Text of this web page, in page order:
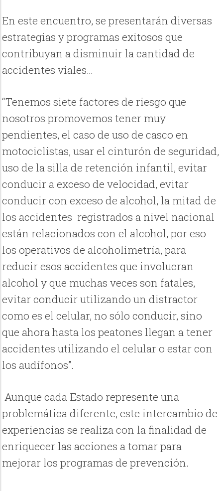
En este encuentro, se presentarán diversas
estrategias y programas exitosos que
contribuyan a disminuir la cantidad de
accidentes viales…
“Tenemos siete factores de riesgo que
nosotros promovemos tener muy
pendientes, el caso de uso de casco en
motociclistas, usar el cinturón de seguridad,
uso de la silla de retención infantil, evitar
conducir a exceso de velocidad, evitar
conducir con exceso de alcohol, la mitad de
los accidentes registrados a nivel nacional
están relacionados con el alcohol, por eso
los operativos de alcoholimetría, para
reducir esos accidentes que involucran
alcohol y que muchas veces son fatales,
evitar conducir utilizando un distractor
como es el celular, no sólo conducir, sino
que ahora hasta los peatones llegan a tener
accidentes utilizando el celular o estar con
los audífonos”.
Aunque cada Estado represente una
problemática diferente, este intercambio de
experiencias se realiza con la finalidad de
enriquecer las acciones a tomar para
mejorar los programas de prevención.